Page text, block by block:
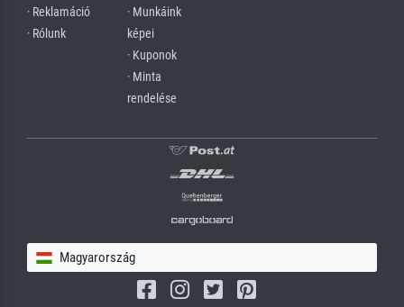
· Reklamáció
· Rólunk
· Munkáink
képei
· Kuponok
· Minta
rendelése
Magyarország